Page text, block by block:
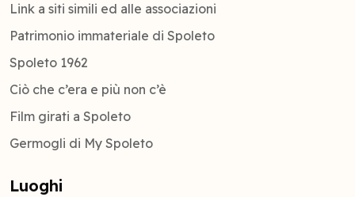
Link a siti simili ed alle associazioni
Patrimonio immateriale di Spoleto
Spoleto 1962
Ciò che c’era e più non c’è
Film girati a Spoleto
Germogli di My Spoleto
Luoghi